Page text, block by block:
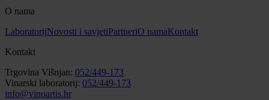
O nama
LaboratorijNovosti i savjetiPartneriO namaKontakt
Kontakt
Trgovina Višnjan: 052/449-173
Vinarski laboratorij: 052/449-173
info@vinoartis.hr